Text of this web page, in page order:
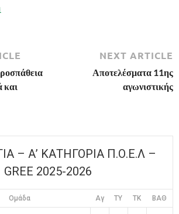
και
NEXT ARTICLE
Αποτελέσματα 11ης
αγωνιστικής
– Α’ ΚΑΤΗΓΟΡΙΑ Π.Ο.Ε.Λ –
GREE 2025-2026
Ομάδα Αγ TY TK ΒΑΘ